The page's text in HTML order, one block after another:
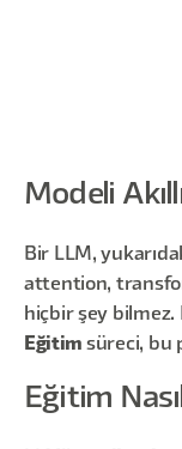
Modeli
Bir LLM,
attention,
hiçbir şey
Eğitim süreci, bu
Eğitim Nasıl